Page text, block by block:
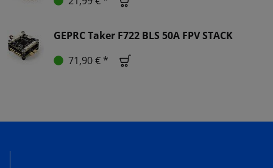
GEPRC Taker F722 BLS 50A FPV STACK
71,90 € *